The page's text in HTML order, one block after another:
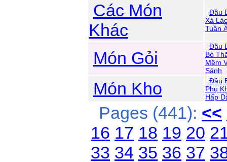
Các Món
Khác
Đầu
Xà
Tuần
Món Gỏi
Đầu
Bò
Mềm
Sánh
Món Kho
Đầu
Phụ
Hấp
Pages (441): <<
16 17 18 19 20
33 34 35 36 37